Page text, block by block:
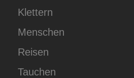
Klettern
Menschen
Reisen
Tauchen